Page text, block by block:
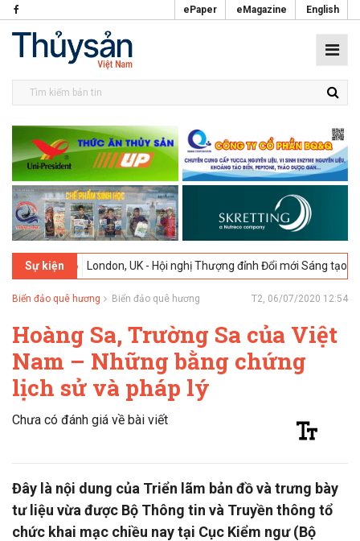
ePaper eMagazine English
Sự kiện
UK - Hội nghị Thượng đỉnh Đổi mới Sáng tạo trong Ngành Thực
Biển đảo quê hương Biển đảo quê hương T2, 06/07/2020 12:54
Hoàng Sa, Trường Sa của Việt
Nam – Những bằng chứng
lịch sử và pháp lý
Chưa có đánh giá về bài viết
Đây là nội dung của Triển lãm bản đồ và trưng bày
tư liệu vừa được Bộ Thông tin và Truyền thông tổ
chức khai mạc chiều nay tại Cục Kiểm ngư (Bộ